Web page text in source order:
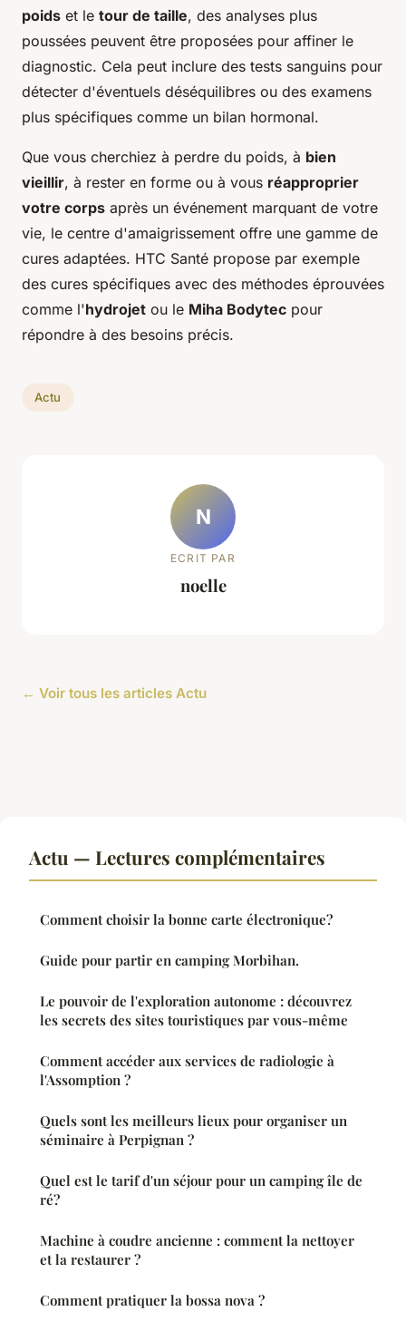
poids et le tour de taille, des analyses plus
poussées peuvent être proposées pour affiner le
diagnostic. Cela peut inclure des tests sanguins pour
détecter d'éventuels déséquilibres ou des examens
plus spécifiques comme un bilan hormonal.
Que vous cherchiez à perdre du poids, à bien
vieillir, à rester en forme ou à vous réapproprier
votre corps après un événement marquant de votre
vie, le centre d'amaigrissement offre une gamme de
cures adaptées. HTC Santé propose par exemple
des cures spécifiques avec des méthodes éprouvées
comme l'hydrojet ou le Miha Bodytec pour
répondre à des besoins précis.
Actu
N
ECRIT PAR
noelle
← Voir tous les articles Actu
Actu — Lectures complémentaires
Comment choisir la bonne carte électronique?
Guide pour partir en camping Morbihan.
Le pouvoir de l'exploration autonome : découvrez
les secrets des sites touristiques par vous-même
Comment accéder aux services de radiologie à
l'Assomption ?
Quels sont les meilleurs lieux pour organiser un
séminaire à Perpignan ?
Quel est le tarif d'un séjour pour un camping île de
ré?
Machine à coudre ancienne : comment la nettoyer
et la restaurer ?
Comment pratiquer la bossa nova ?